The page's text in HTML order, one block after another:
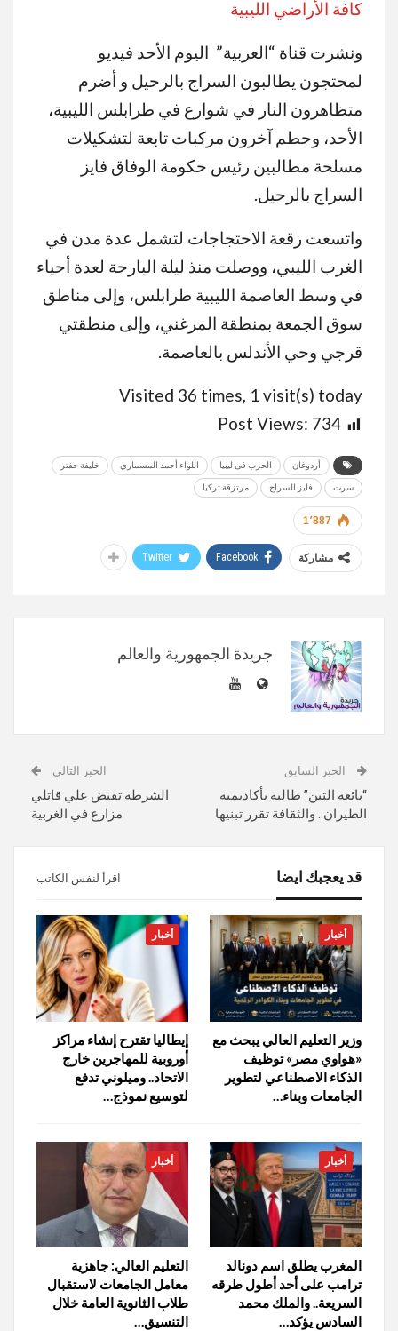
كافة الأراضي الليبية
ونشرت قناة “العربية” اليوم الأحد فيديو
لمحتجون يطالبون السراج بالرحيل و أضرم
متظاهرون النار في شوارع في طرابلس الليبية،
الأحد، وحطم آخرون مركبات تابعة لتشكيلات
مسلحة مطالبين رئيس حكومة الوفاق فايز
السراج بالرحيل.
واتسعت رقعة الاحتجاجات لتشمل عدة مدن في
الغرب الليبي، ووصلت منذ ليلة البارحة لعدة أحياء
في وسط العاصمة الليبية طرابلس، وإلى مناطق
سوق الجمعة بمنطقة المرغني، وإلى منطقتي
قرجي وحي الأندلس بالعاصمة.
Visited 36 times, 1 visit(s) today
Post Views: 734
أردوغان الحرب فى ليبيا اللواء أحمد المسماري خليفة حفتر
سرت فايز السراج مرتزقة تركيا
1٬887
مشاركة Facebook
Twitter
جريدة الجمهورية والعالم
الخبر السابق
“بائعة التين” طالبة بأكاديمية
الطيران.. والثقافة تقرر تبنيها
الخبر التالي
الشرطة تقبض علي قاتلي
مزارع في الغربية
قد يعجبك ايضا اقرأ لنفس الكاتب
أخبار
وزير التعليم العالي يبحث مع
«هواوي مصر» توظيف
الذكاء الاصطناعي لتطوير
الجامعات وبناء…
أخبار
إيطاليا تقترح إنشاء مراكز
أوروبية للمهاجرين خارج
الاتحاد.. وميلوني تدفع
لتوسيع نموذج…
أخبار
المغرب يطلق اسم دونالد
ترامب على أحد أطول طرقه
السريعة.. والملك محمد
السادس يؤكد…
أخبار
التعليم العالي: جاهزية
معامل الجامعات لاستقبال
طلاب الثانوية العامة خلال
التنسيق…